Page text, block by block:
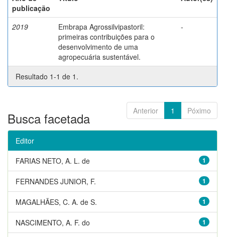
publicação
2019
Embrapa Agrossilvipastoril:
primeiras contribuições para o
desenvolvimento de uma
agropecuária sustentável.
-
Resultado 1-1 de 1.
Anterior 1 Póximo
Busca facetada
Editor
1
FARIAS NETO, A. L. de
1
FERNANDES JUNIOR, F.
1
MAGALHÃES, C. A. de S.
1
NASCIMENTO, A. F. do